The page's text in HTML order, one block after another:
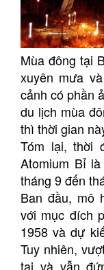
Mùa đông tại
xuyên mưa
cảnh có phần
du lịch mùa
thì thời gian
Tóm lại, thời
Atomium Bỉ
tháng 9 đến
Ban đầu, mô
với mục đích
1958 và dự
Tuy nhiên,
tại và vẫn